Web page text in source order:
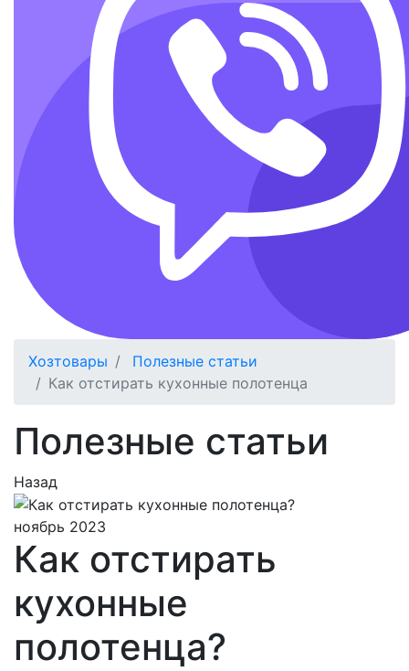
Хозтовары
Полезные статьи
Как отстирать кухонные полотенца
Полезные статьи
Назад
ноябрь 2023
Как отстирать
кухонные
полотенца?